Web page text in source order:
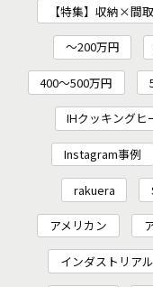
【特集】収納×間
～200万円
400～500万円
IHクッキングヒ
Instagram事例
rakuera
アメリカン
インダストリアル